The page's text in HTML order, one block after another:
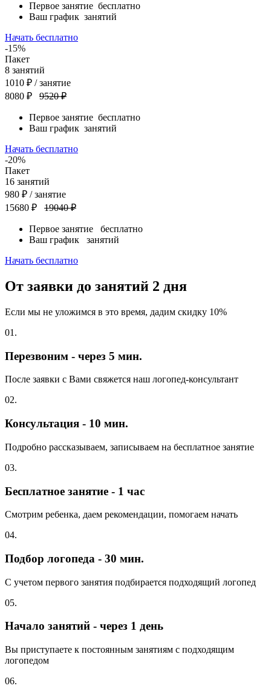
Первое занятие бесплатно
Ваш график занятий
Начать бесплатно
-15%
Пакет
8 занятий
1010 ₽ / занятие
8080 ₽
9520 ₽
Первое занятие бесплатно
Ваш график занятий
Начать бесплатно
-20%
Пакет
16 занятий
980 ₽ / занятие
15680 ₽
19040 ₽
Первое занятие бесплатно
Ваш график занятий
Начать бесплатно
От заявки до занятий 2 дня
Если мы не уложимся в это время, дадим скидку 10%
01.
Перезвоним - через 5 мин.
После заявки с Вами свяжется наш логопед-консультант
02.
Консультация - 10 мин.
Подробно рассказываем, записываем на бесплатное занятие
03.
Бесплатное занятие - 1 час
Смотрим ребенка, даем рекомендации, помогаем начать
04.
Подбор логопеда - 30 мин.
С учетом первого занятия подбирается подходящий логопед
05.
Начало занятий - через 1 день
Вы приступаете к постоянным занятиям с подходящим
логопедом
06.